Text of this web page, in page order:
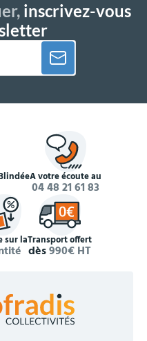
inscrivez-vous
À votre écoute au
04 48 21 61 83
sur laTransport offert
dès990€ HT